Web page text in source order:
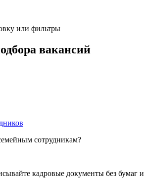
или фильтры
вакансий
сотрудникам?
кадровые документы без бумаг